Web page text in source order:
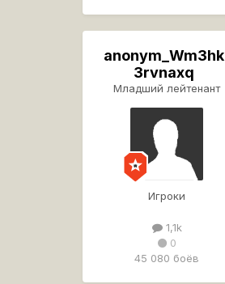
anonym_Wm3hk
3rvnaxq
Младший лейтенант
Игроки
1,1k
0
45 080 боёв